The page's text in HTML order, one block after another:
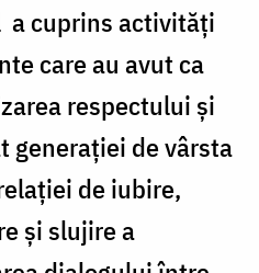
a cuprins activități
care au avut ca
respectului și
generației de vârsta
de iubire,
și slujire a